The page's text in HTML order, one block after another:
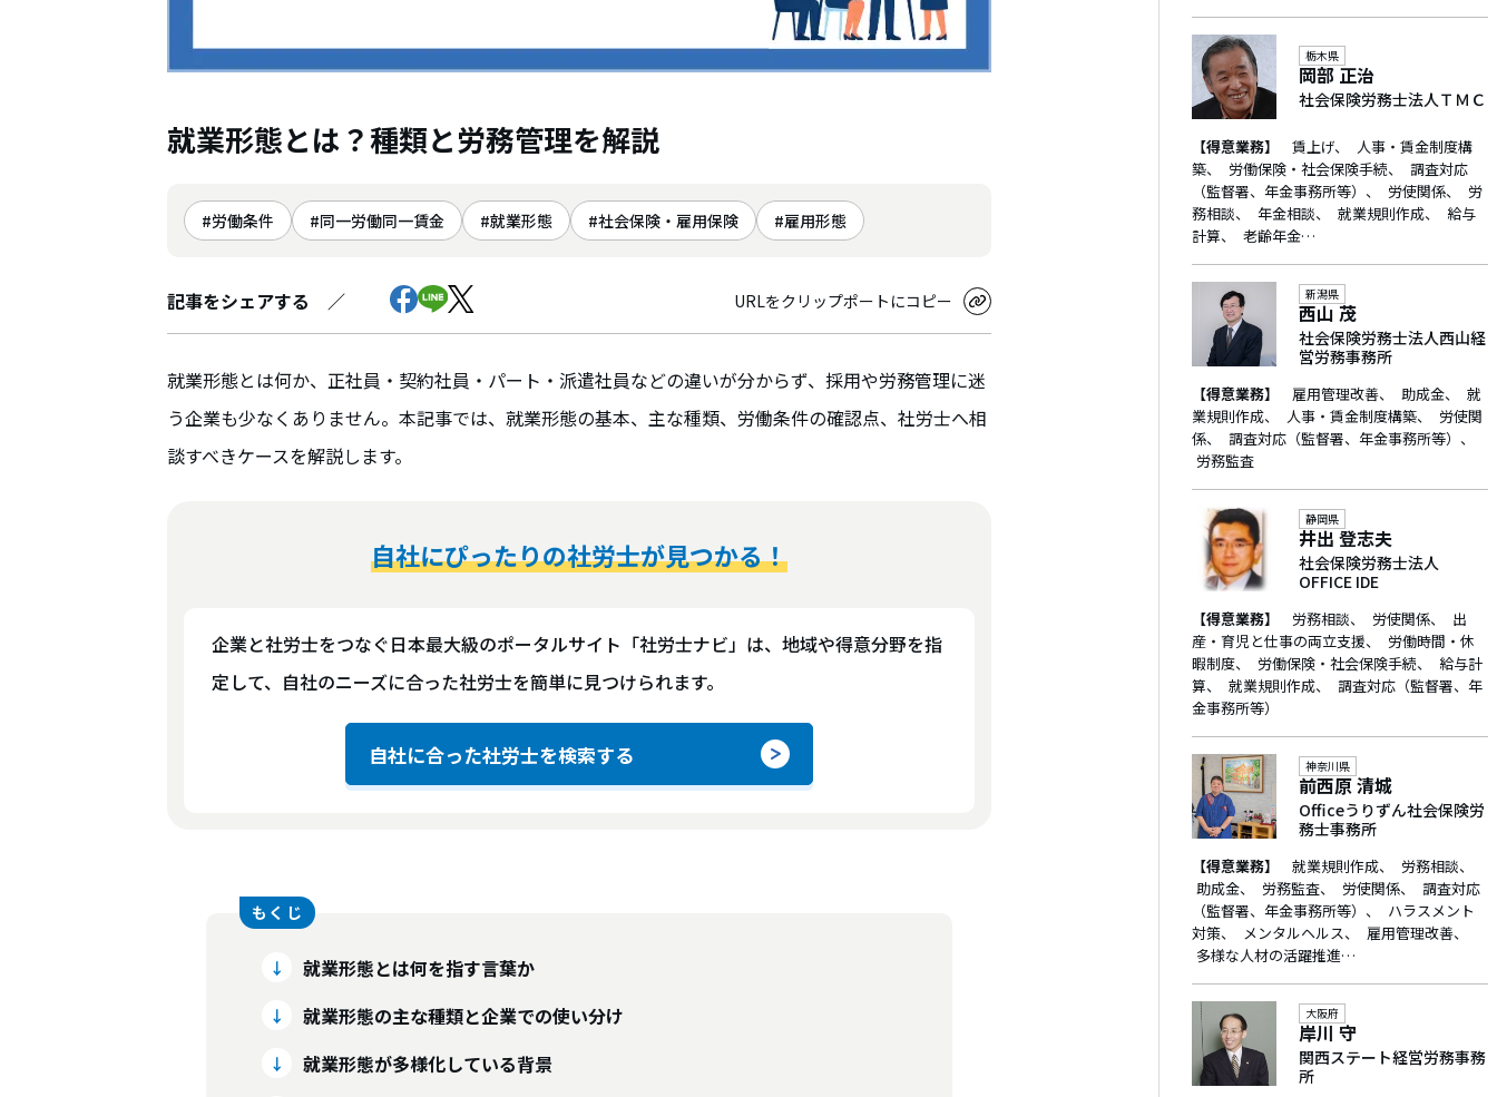
就業形態とは？種類と労務管理を解説
労働条件 同一労働同一賃金 就業形態 社会保険・雇用保険 雇用形態
記事をシェアする ／ URLをクリップポートにコピー
就業形態とは何か、正社員・契約社員・パート・派遣社員などの違いが分からず、採用や労務管理に迷
う企業も少なくありません。本記事では、就業形態の基本、主な種類、労働条件の確認点、社労士へ相
談すべきケースを解説します。
自社にぴったりの社労士が見つかる！
企業と社労士をつなぐ日本最大級のポータルサイト「社労士ナビ」は、地域や得意分野を指
定して、自社のニーズに合った社労士を簡単に見つけられます。
自社に合った社労士を検索する
就業形態とは何を指す言葉か
就業形態の主な種類と企業での使い分け
就業形態が多様化している背景
岡部 正治
栃木県
社会保険労務士法人ＴＭＣ
【得意業務】 賃上げ
人事・賃金制度構
築
労働保険・社会保険手続
調査対応
（監督署、年金事務所等）
労使関係
労
務相談
年金相談 就業規則作成
給与
計算
老齢年金…
西山 茂
新潟県
社会保険労務士法人西山経
営労務事務所
【得意業務】 雇用管理改善 助成金
就
業規則作成
人事・賃金制度構築
労使関
係
調査対応（監督署、年金事務所等）
労務監査
井出 登志夫
静岡県
社会保険労務士法人
OFFICE IDE
【得意業務】 労務相談 労使関係
出
産・育児と仕事の両立支援
労働時間・休
暇制度
労働保険・社会保険手続
給与計
算
就業規則作成
調査対応（監督署、年
金事務所等）
前西原 清城
神奈川県
Officeうりずん社会保険労
務士事務所
【得意業務】 就業規則作成
労務相談
助成金
労務監査 労使関係
調査対応
（監督署、年金事務所等）
ハラスメント
対策
メンタルヘルス
雇用管理改善
多様な人材の活躍推進…
岸川 守
大阪府
関西ステート経営労務事務
所